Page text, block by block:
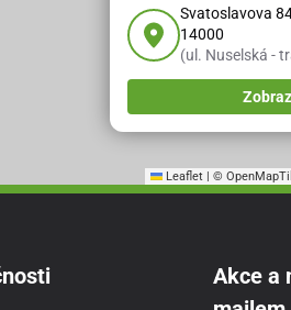
Leaflet ©
Svatoslavova
14000
(ul. Nuselská -
Akce a